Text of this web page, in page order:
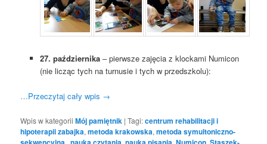
27. października– pierwsze zajęcia z klockami Numicon
(nie licząc tych na turnusie i tych w przedszkolu):
…Przeczytaj cały wpis →
Wpis w kategoriiMój pamiętnik |Tagi:centrum rehabilitacji i
hipoterapii zabajka,metoda krakowska,metoda symultoniczno-
, , , ,